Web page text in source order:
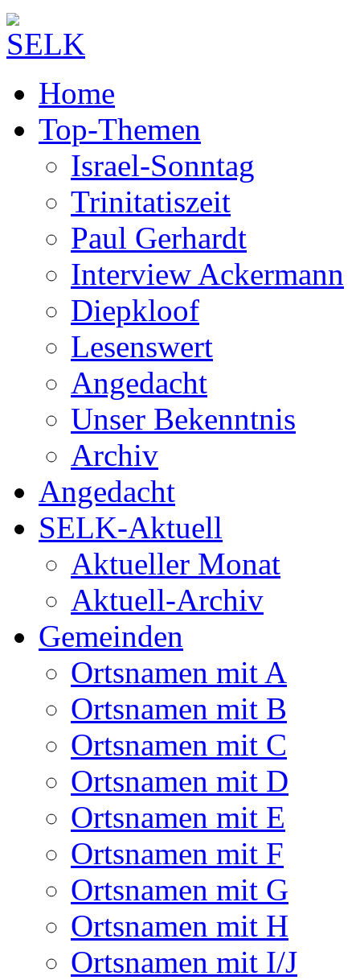
Home
Top-Themen
Israel-Sonntag
Trinitatiszeit
Paul Gerhardt
Interview Ackermann
Diepkloof
Lesenswert
Angedacht
Unser Bekenntnis
Archiv
Angedacht
SELK-Aktuell
Aktueller Monat
Aktuell-Archiv
Gemeinden
Ortsnamen mit A
Ortsnamen mit B
Ortsnamen mit C
Ortsnamen mit D
Ortsnamen mit E
Ortsnamen mit F
Ortsnamen mit G
Ortsnamen mit H
Ortsnamen mit I/J